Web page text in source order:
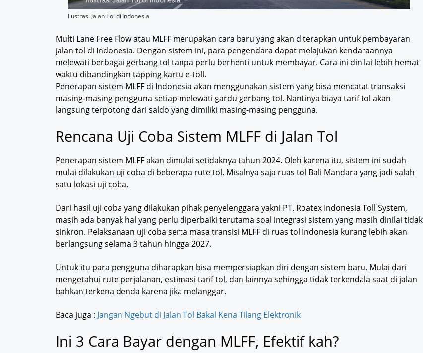
Ilustrasi Jalan Tol di Indonesia
Multi Lane Free Flow atau MLFF merupakan cara baru yang akan diterapkan untuk pembayaran
jalan tol di Indonesia. Dengan sistem ini, para pengendara dapat melajukan kendaraannya
melewati berbagai gerbang tol tanpa perlu berhenti untuk membayar. Cara ini dinilai lebih hemat
waktu dibandingkan tapping kartu e-toll.
Penerapan sistem MLFF di Indonesia akan menggunakan sistem yang bisa mencatat transaksi
masing-masing pengguna setiap melewati gardu gerbang tol. Nantinya biaya tarif tol akan
langsung terpotong dari saldo yang dimiliki masing-masing pengguna.
Rencana Uji Coba Sistem MLFF di Jalan Tol
Penerapan sistem MLFF akan dimulai setidaknya tahun 2024. Oleh karena itu, sistem ini sudah
mulai dilakukan uji coba di beberapa rute tol. Misalnya saja ruas tol Bali Mandara yang jadi salah
satu lokasi uji coba.
Dari hasil uji coba yang dilakukan pihak penyelenggara yakni PT. Roatex Indonesia Toll System,
masih ada banyak hal yang perlu diperbaiki terutama soal integrasi sistem yang masih dinilai tidak
sinkron. Pelaksanaan uji coba serta masa transisi MLFF di ruas tol Indonesia kurang lebih akan
berlangsung selama 3 tahun hingga 2027.
Untuk itu para pengguna diharapkan bisa mempersiapkan diri dengan sistem baru. Mulai dari
mengetahui rute perjalanan, estimasi tarif tol, dan lainnya sehingga tidak terkendala saat di jalan
bahkan terkena denda karena jika melanggar.
Baca juga : Jangan Ngebut di Jalan Tol Bakal Kena Tilang Elektronik
Ini 3 Cara Bayar dengan MLFF, Efektif kah?